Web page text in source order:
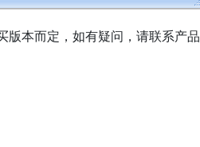
版本而定，如有疑问，请联系产品